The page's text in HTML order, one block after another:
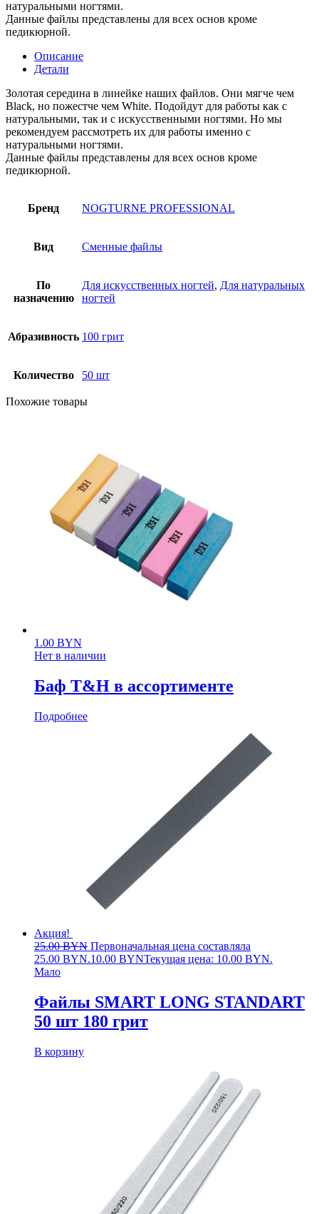
натуральными ногтями.
Данные файлы представлены для всех основ кроме
педикюрной.
Описание
Детали
Золотая середина в линейке наших файлов. Они мягче чем
Black, но пожестче чем White. Подойдут для работы как с
натуральными, так и с искусственными ногтями. Но мы
рекомендуем рассмотреть их для работы именно с
натуральными ногтями.
Данные файлы представлены для всех основ кроме
педикюрной.
Бренд NOGTURNE PROFESSIONAL
Вид Сменные файлы
По
назначению
Для искусственных ногтей, Для натуральных
ногтей
Абразивность 100 грит
Количество 50 шт
Похожие товары
1.00 BYN
Нет в наличии
Баф T&H в ассортименте
Подробнее
Акция!
25.00BYN Первоначальная цена составляла
25.00 BYN.10.00 BYNТекущая цена: 10.00 BYN.
Мало
Файлы SMART LONG STANDART
50 шт 180 грит
В корзину